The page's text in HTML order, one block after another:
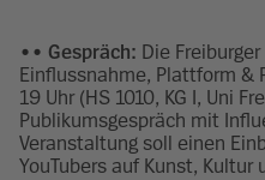
•• Gespräch: Die
Einflussnahme, Plattform &
19 Uhr (HS 1010, KG I, Uni
Publikumsgespräch mit
Veranstaltung soll einen
YouTubers auf Kunst, Kultur